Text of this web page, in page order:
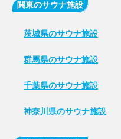
関東のサウナ施設
茨城県のサウナ施設
群馬県のサウナ施設
千葉県のサウナ施設
神奈川県のサウナ施設